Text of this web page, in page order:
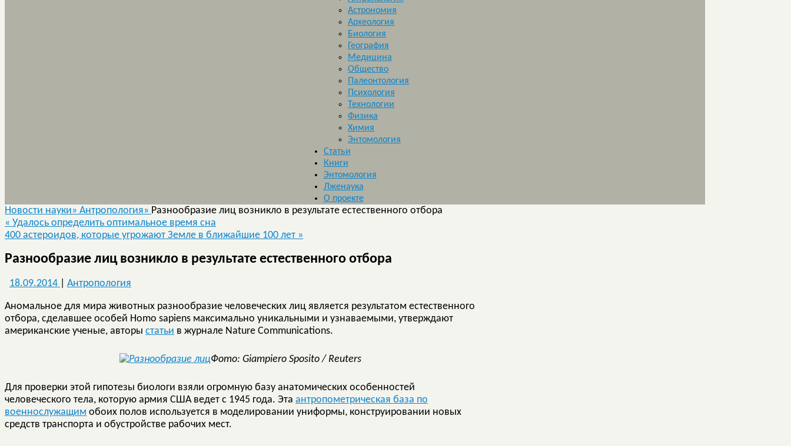
Астрономия
Археология
Биология
География
Медицина
Общество
Палеонтология
Психология
Технологии
Физика
Химия
Энтомология
Статьи
Книги
Энтомология
Лженаука
О проекте
Новости науки» Антропология» Разнообразие лиц возникло в результате естественного отбора
« Удалось определить оптимальное время сна
400 астероидов, которые угрожают Земле в ближайшие 100 лет »
Разнообразие лиц возникло в результате естественного отбора
18.09.2014 Антропология
Аномальное для мира животных разнообразие человеческих лиц является результатом естественного
отбора, сделавшее особей Homo sapiens максимально уникальными и узнаваемыми, утверждают
американские ученые, авторы статьи в журнале Nature Communications.
Фото: Giampiero Sposito / Reuters
Для проверки этой гипотезы биологи взяли огромную базу анатомических особенностей
человеческого тела, которую армия США ведет с 1945 года. Эта антропометрическая база по
военнослужащим обоих полов используется в моделировании униформы, конструировании новых
средств транспорта и обустройстве рабочих мест.